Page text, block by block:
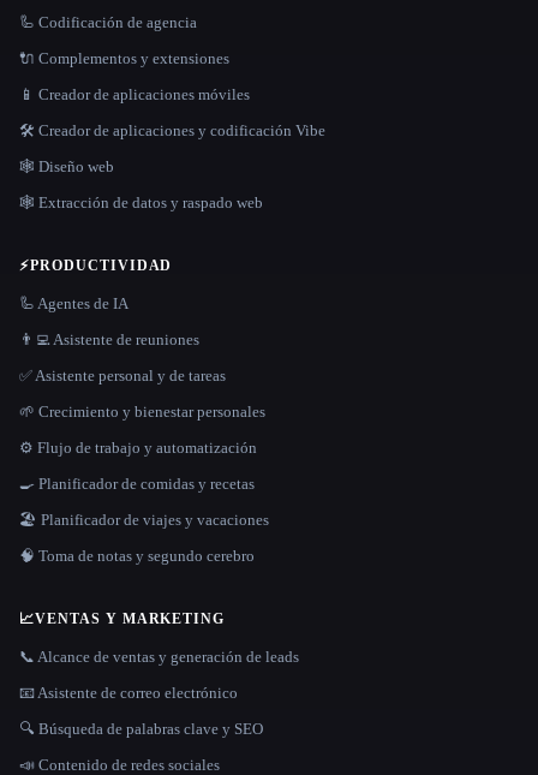
🦾 Codificación de agencia
🔌 Complementos y extensiones
📱 Creador de aplicaciones móviles
🛠️ Creador de aplicaciones y codificación Vibe
🕸 Diseño web
🕸️ Extracción de datos y raspado web
⚡PRODUCTIVIDAD
🦾 Agentes de IA
👨‍💻 Asistente de reuniones
✅ Asistente personal y de tareas
🌱 Crecimiento y bienestar personales
⚙️ Flujo de trabajo y automatización
🍳 Planificador de comidas y recetas
🏖 Planificador de viajes y vacaciones
🧠 Toma de notas y segundo cerebro
📈VENTAS Y MARKETING
📞 Alcance de ventas y generación de leads
📧 Asistente de correo electrónico
🔍 Búsqueda de palabras clave y SEO
📣 Contenido de redes sociales